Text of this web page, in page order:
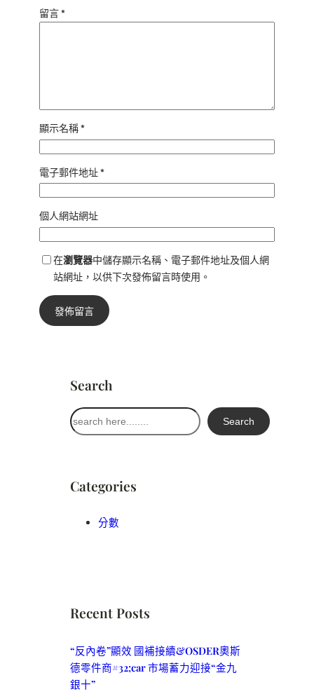
留言*
顯示名稱*
電子郵件地址*
個人網站網址
在瀏覽器中儲存顯示名稱、電子郵件地址及個人網
站網址，以供下次發佈留言時使用。
Search
搜
尋
Search
Categories
分數
Recent Posts
“反內卷”顯效 國補接續&OSDER奧斯
德零件商#32;car 市場蓄力迎接“金九
銀十”